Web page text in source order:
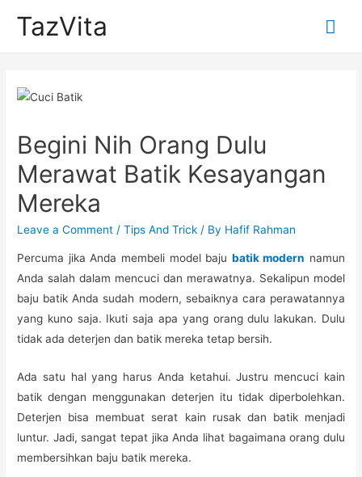
TazVita
Begini Nih Orang Dulu
Merawat Batik Kesayangan
Mereka
Leave a Comment /Tips And Trick / By Hafif Rahman
Percuma jika Anda membeli model baju batik modern namun
Anda salah dalam mencuci dan merawatnya. Sekalipun model
baju batik Anda sudah modern, sebaiknya cara perawatannya
yang kuno saja. Ikuti saja apa yang orang dulu lakukan. Dulu
tidak ada deterjen dan batik mereka tetap bersih.
Ada satu hal yang harus Anda ketahui. Justru mencuci kain
batik dengan menggunakan deterjen itu tidak diperbolehkan.
Deterjen bisa membuat serat kain rusak dan batik menjadi
luntur. Jadi, sangat tepat jika Anda lihat bagaimana orang dulu
membersihkan baju batik mereka.